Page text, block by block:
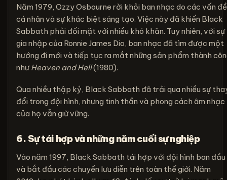
Năm 1979, Ozzy Osbourne rời khỏi ban nhạc do các vấn đề
cá nhân và sự khác biệt sáng tạo. Việc này đã khiến Black
Sabbath phải đối mặt với nhiều khó khăn. Tuy nhiên, với sự
gia nhập của Ronnie James Dio, ban nhạc đã tìm được một
hướng đi mới và tiếp tục ra mắt những sản phẩm thành
như Heaven and Hell(1980).
Qua nhiều thập kỷ, Black Sabbath đã trải qua nhiều sự
đổi trong đội hình, nhưng tinh thần và phong cách âm nhạc
của họ vẫn giữ vững.
6. Sự tái hợp và những năm cuối sự nghiệp
Vào năm 1997, Black Sabbath tái hợp với đội hình ban đầu
và bắt đầu các chuyến lưu diễn trên toàn thế giới. Năm